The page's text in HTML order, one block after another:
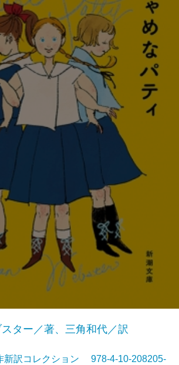
ター／著、三角和代／訳
新訳コレクション 978-4-10-208205-